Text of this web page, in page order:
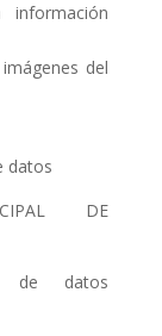
del
datos
DE
de datos